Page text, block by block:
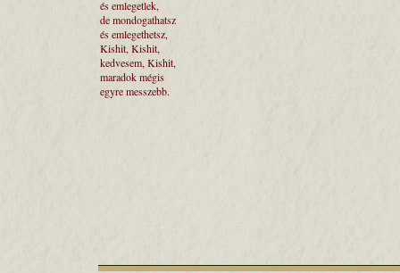
és emlegetlek,
de mondogathatsz
és emlegethetsz,
Kishit, Kishit,
kedvesem, Kishit,
maradok mégis
egyre messzebb.